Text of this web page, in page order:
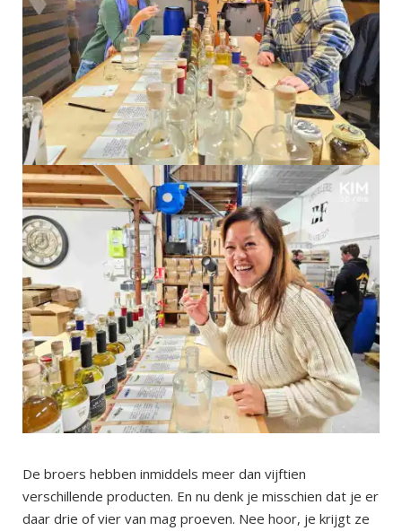
De broers hebben inmiddels meer dan vijftien
verschillende producten. En nu denk je misschien dat je er
daar drie of vier van mag proeven. Nee hoor, je krijgt ze